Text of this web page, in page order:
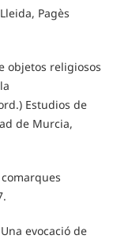
Pagès
objetos religiosos
Estudios de
de Murcia,
evocació de